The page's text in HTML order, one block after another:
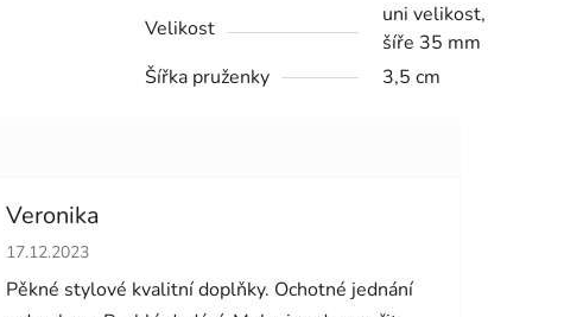
Velikost
uni velikost,
šíře 35 mm
Šířka pruženky
3,5 cm
Veronika
Hodnocení obchodu je 5 z 5 hvězdiček.
17.12.2023
Pěkné stylové kvalitní doplňky. Ochotné jednání